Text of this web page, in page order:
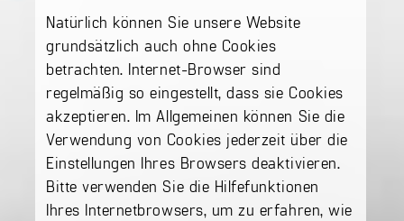
Natürlich können Sie unsere Website
grundsätzlich auch ohne Cookies
betrachten. Internet-Browser sind
regelmäßig so eingestellt, dass sie Cookies
akzeptieren. Im Allgemeinen können Sie die
Verwendung von Cookies jederzeit über die
Einstellungen Ihres Browsers deaktivieren.
Bitte verwenden Sie die Hilfefunktionen
Ihres Internetbrowsers, um zu erfahren, wie